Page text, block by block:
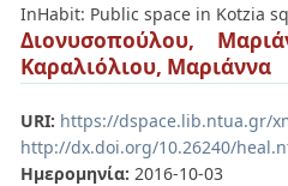
InHabit: Public space in Kotzia
Διονυσοπούλου,
Καραλιόλιου, Μαριάννα
URI: https://dspace.lib.ntua.gr/
http://dx.doi.org/10.26240/
Ημερομηνία: 2016-10-03